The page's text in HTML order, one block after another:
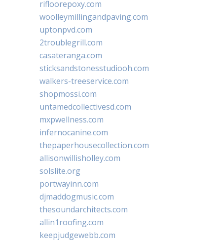
rifloorepoxy.com
woolleymillingandpaving.com
uptonpvd.com
2troublegrill.com
casateranga.com
sticksandstonesstudiooh.com
walkers-treeservice.com
shopmossi.com
untamedcollectivesd.com
mxpwellness.com
infernocanine.com
thepaperhousecollection.com
allisonwillisholley.com
solslite.org
portwayinn.com
djmaddogmusic.com
thesoundarchitects.com
allin1roofing.com
keepjudgewebb.com